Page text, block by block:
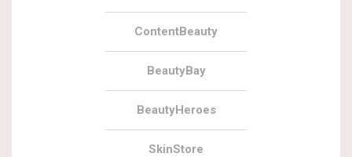
ContentBeauty
BeautyBay
BeautyHeroes
SkinStore